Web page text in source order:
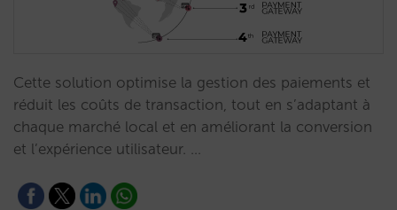
Cette solution optimise la gestion des paiements et
réduit les coûts de transaction, tout en s’adaptant à
chaque marché local et en améliorant la conversion
et l’expérience utilisateur. …